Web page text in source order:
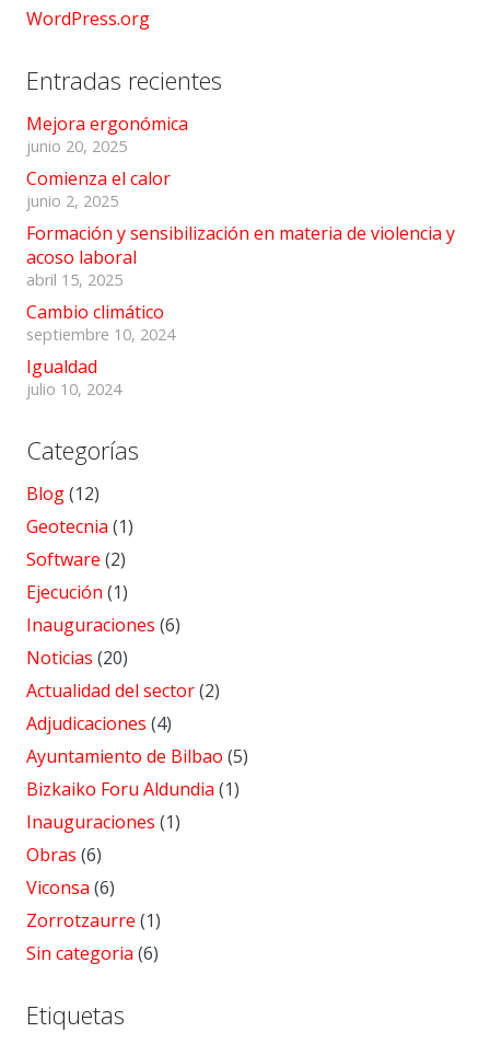
WordPress.org
Entradas recientes
Mejora ergonómica
junio 20, 2025
Comienza el calor
junio 2, 2025
Formación y sensibilización en materia de violencia y
acoso laboral
abril 15, 2025
Cambio climático
septiembre 10, 2024
Igualdad
julio 10, 2024
Categorías
Blog(12)
Geotecnia (1)
Software (2)
Ejecución (1)
Inauguraciones (6)
Noticias (20)
Actualidad del sector(2)
Adjudicaciones (4)
Ayuntamiento de Bilbao (5)
Bizkaiko Foru Aldundia (1)
Inauguraciones (1)
Obras (6)
Viconsa (6)
Zorrotzaurre (1)
Sin categoria (6)
Etiquetas